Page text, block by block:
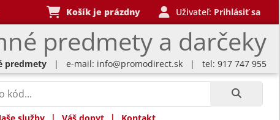
predmety a darčeky
Košík je prázdny Uživateľ: Prihlásiť sa
predmety | e-mail: info@promodirect.sk | tel: 917 747 955
služby | Váš dopyt | Kontakt